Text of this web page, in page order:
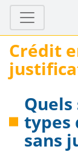
Crédit
types
sans